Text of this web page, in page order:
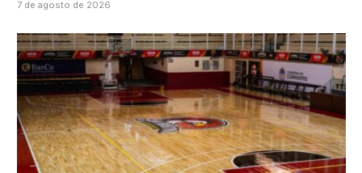
7 de agosto de 2026